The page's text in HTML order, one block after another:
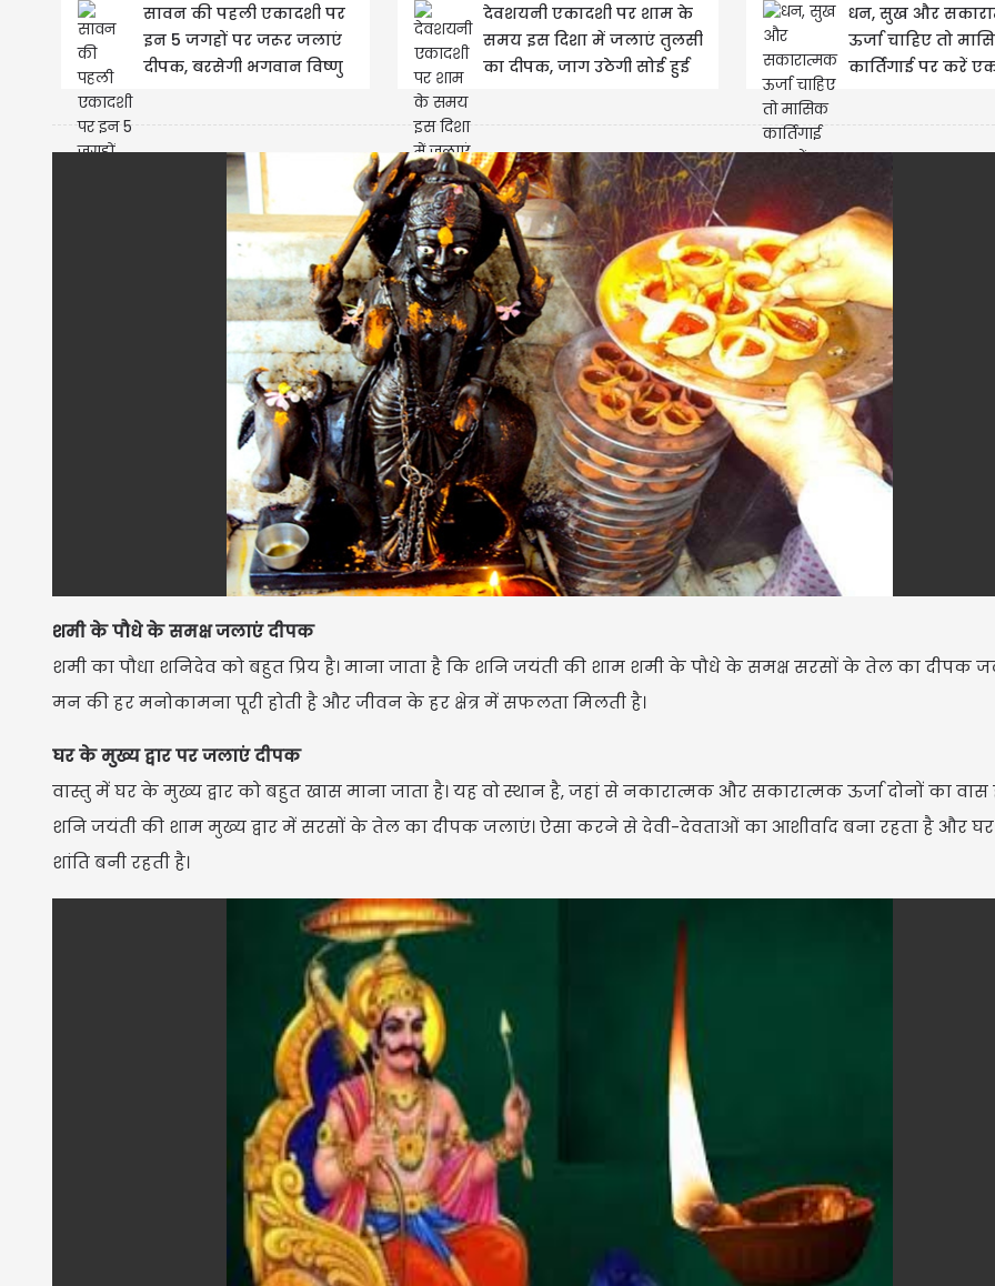
सावन की पहली एकादशी पर
इन 5 जगहों पर जरूर जलाएं
दीपक, बरसेगी भगवान विष्णु
देवशयनी एकादशी पर शाम के
समय इस दिशा में जलाएं तुलसी
का दीपक, जाग उठेगी सोई हुई
धन, सुख और
ऊर्जा चाहिए तो
कार्तिगाई पर करें
शमी के पौधे के समक्ष जलाएं दीपक
शमी का पौधा शनिदेव को बहुत प्रिय है। माना जाता है कि शनि जयंती की शाम शमी के पौधे के समक्ष सरसों के तेल का दीपक
मन की हर मनोकामना पूरी होती है और जीवन के हर क्षेत्र में सफलता मिलती है।
घर के मुख्य द्वार पर जलाएं दीपक
वास्तु में घर के मुख्य द्वार को बहुत खास माना जाता है। यह वो स्थान है, जहां से नकारात्मक और सकारात्मक ऊर्जा दोनों का वास
शनि जयंती की शाम मुख्य द्वार में सरसों के तेल का दीपक जलाएं। ऐसा करने से देवी-देवताओं का आशीर्वाद बना रहता है और
शांति बनी रहती है।